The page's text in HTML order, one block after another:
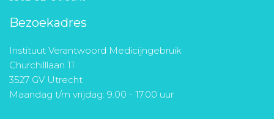
Bezoekadres
Instituut Verantwoord Medicijngebruik
Churchilllaan 11
3527 GV Utrecht
Maandag t/m vrijdag: 9.00 - 17.00 uur